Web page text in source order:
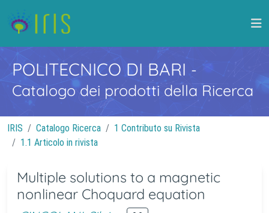
POLITECNICO DI BARI -
Catalogo dei prodotti della Ricerca
IRIS Catalogo Ricerca
1 Contributo su Rivista
1.1 Articolo in rivista
Multiple solutions to a magnetic
nonlinear Choquard equation